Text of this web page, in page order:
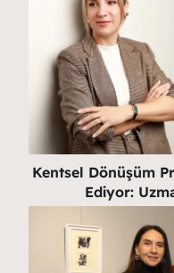
Kentsel Dönüşüm
Ediyor: